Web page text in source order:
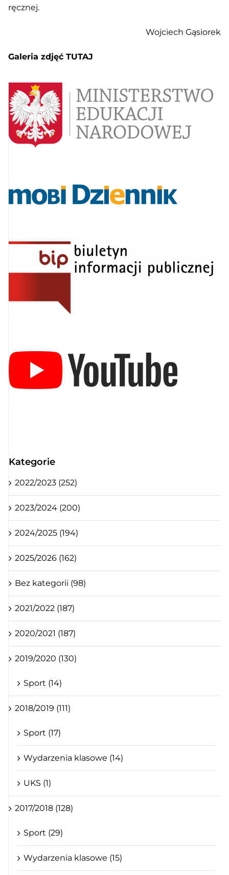
ręcznej.
Wojciech Gąsiorek
Galeria zdjęć TUTAJ
Kategorie
2022/2023 (252)
2023/2024 (200)
2024/2025 (194)
2025/2026 (162)
Bez kategorii (98)
2021/2022 (187)
2020/2021 (187)
2019/2020 (130)
Sport (14)
2018/2019 (111)
Sport (17)
Wydarzenia klasowe (14)
UKS (1)
2017/2018 (128)
Sport (29)
Wydarzenia klasowe (15)